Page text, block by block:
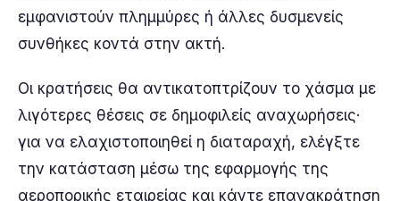
εμφανιστούν πλημμύρες ή άλλες δυσμενείς
συνθήκες κοντά στην ακτή.
Οι κρατήσεις θα αντικατοπτρίζουν το χάσμα με
λιγότερες θέσεις σε δημοφιλείς αναχωρήσεις·
για να ελαχιστοποιηθεί η διαταραχή, ελέγξτε
την κατάσταση μέσω της εφαρμογής της
αεροπορικής εταιρείας και κάντε επανακράτηση